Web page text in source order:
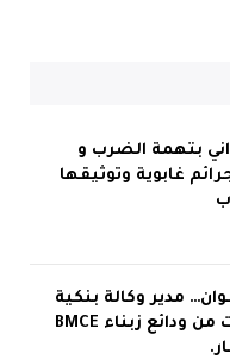
بتهمة الضرب و
غابوية وتوثيقها
مدير وكالة بنكية
يختلس المليارات من ودائع زبناء BMCE